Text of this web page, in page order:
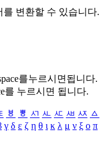
변환할 수 있습니다.
를누르시면됩니다.
를 누르시면 됩니다.
ㅸ ㅹ ㅺ ㅻ ㅼ ㅽ ㅾ ㅿ
γ δ ε ζ η θ ι κ λ μ ν ξ ο π